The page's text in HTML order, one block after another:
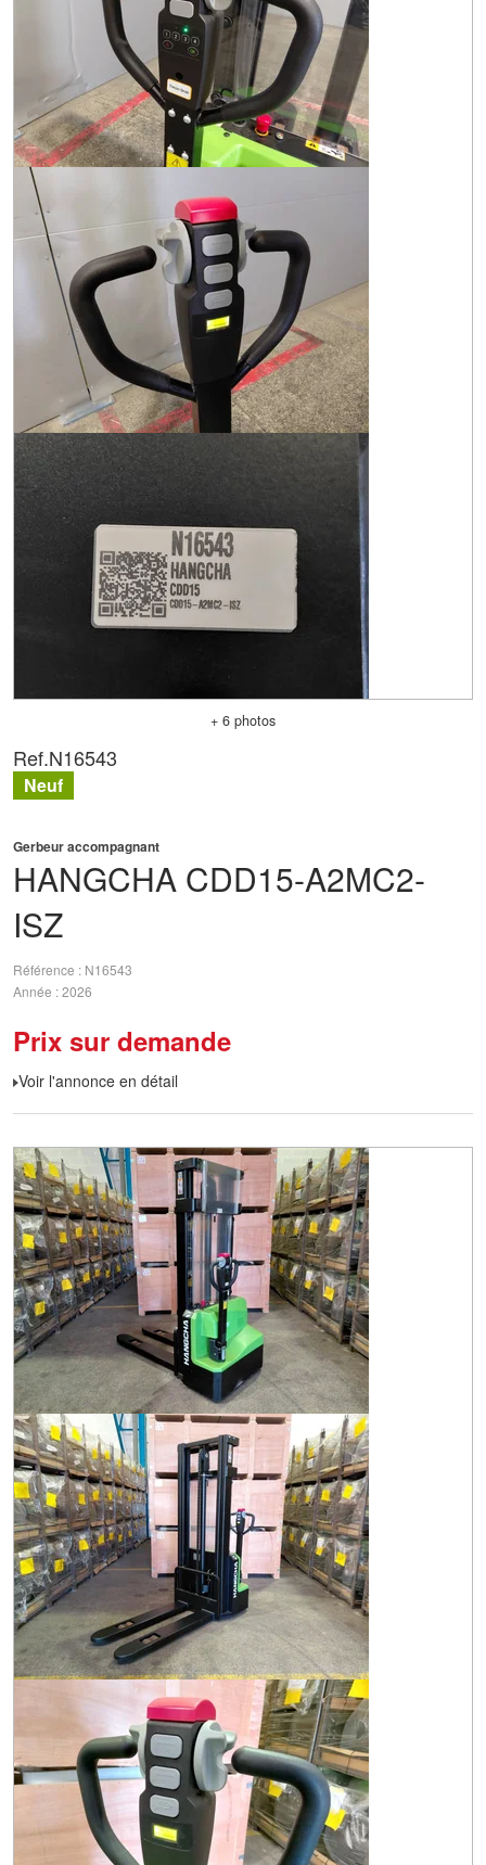
+ 6 photos
HANGCHA CDD15-A2MC2-
ISZ
Gerbeur accompagnant
Référence
N16543
Année 2026
Prix sur demande
Voir l'annonce en détail
Ref.N16543
Neuf